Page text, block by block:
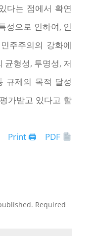
다는 점에서 확연
성으로 인하여, 인
주주의의 강화에
균형성, 투명성, 저
규제의 목적 달성
가받고 있다고 할
Print 🖨
PDF
Required